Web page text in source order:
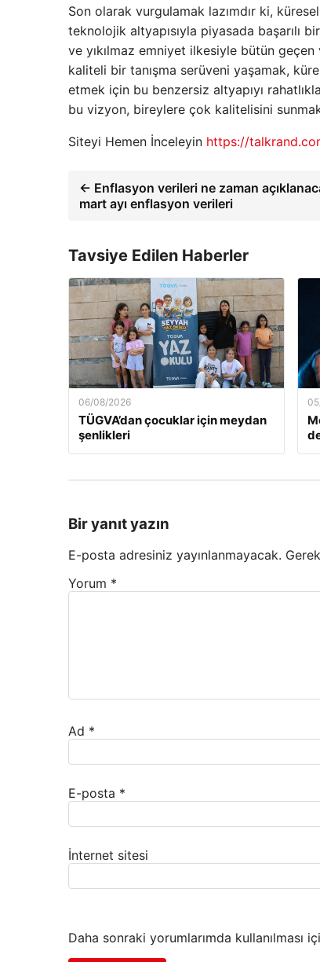
Son olarak vurgulamak lazımdır ki,
teknolojik altyapısıyla piyasada başarılı
ve yıkılmaz emniyet ilkesiyle bütün
kaliteli bir tanışma serüveni yaşamak,
etmek için bu benzersiz altyapıyı
bu vizyon, bireylere çok kalitelisini
Siteyi Hemen İnceleyin https://
← Enflasyon verileri ne zaman
mart ayı enflasyon verileri
Tavsiye Edilen Haberler
06/08/2026
TÜGVA’dan çocuklar için meydan
şenlikleri
Bir yanıt yazın
E-posta adresiniz yayınlanmayacak.
Yorum *
Ad *
E-posta *
İnternet sitesi
Daha sonraki yorumlarımda kullanılması